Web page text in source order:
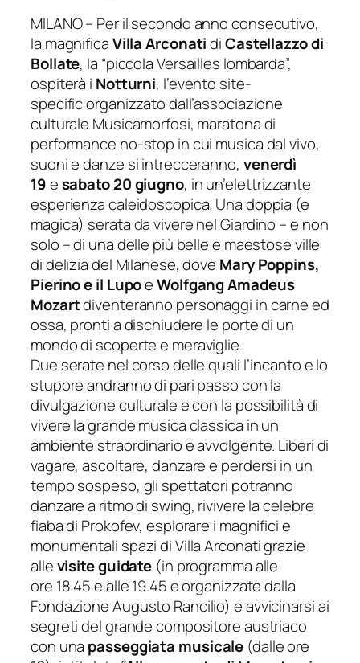
MILANO – Per il secondo anno consecutivo,
la magnificaVilla ArconatidiCastellazzo di
Bollate, la “piccola Versailles lombarda”,
ospiterà i Notturni, l’evento site-
specific organizzato dall’associazione
culturale Musicamorfosi, maratona di
performance no-stop in cui musica dal vivo,
suoni e danze si intrecceranno, venerdì
19esabato 20 giugno, in un’elettrizzante
esperienza caleidoscopica. Una doppia (e
magica) serata da vivere nel Giardino – e non
solo – di una delle più belle e maestose ville
di delizia del Milanese, dove Mary Poppins,
Pierino e il LupoeWolfgang Amadeus
Mozartdiventeranno personaggi in carne ed
ossa, pronti a dischiudere le porte di un
mondo di scoperte e meraviglie.
Due serate nel corso delle quali l’incanto e lo
stupore andranno di pari passo con la
divulgazione culturale e con la possibilità di
vivere la grande musica classica in un
ambiente straordinario e avvolgente. Liberi di
vagare, ascoltare, danzare e perdersi in un
tempo sospeso, gli spettatori potranno
danzare a ritmo di swing, rivivere la celebre
fiaba di Prokofev, esplorare i magnifici e
monumentali spazi di Villa Arconati grazie
allevisite guidate (in programma alle
ore 18.45 e alle 19.45 e organizzate dalla
Fondazione Augusto Rancilio) e avvicinarsi ai
segreti del grande compositore austriaco
con una passeggiata musicale (dalle ore